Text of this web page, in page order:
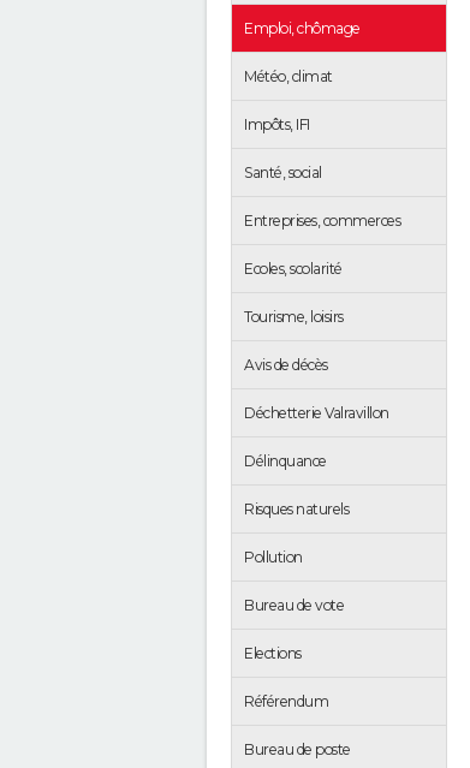
Emploi, chômage
Météo, climat
Impôts, IFI
Santé, social
Entreprises, commerces
Ecoles, scolarité
Tourisme, loisirs
Avis de décès
Déchetterie Valravillon
Délinquance
Risques naturels
Pollution
Bureau de vote
Elections
Référendum
Bureau de poste